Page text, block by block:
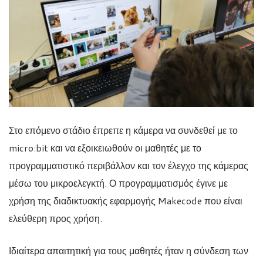
Στο επόμενο στάδιο έπρεπε η κάμερα να συνδεθεί με το
micro:bit και να εξοικειωθούν οι μαθητές με το
προγραμματιστικό περιβάλλον και τον έλεγχο της κάμερας
μέσω του μικροελεγκτή. Ο προγραμματισμός έγινε με
χρήση της διαδικτυακής εφαρμογής Makecode που είναι
ελεύθερη προς χρήση.
Ιδιαίτερα απαιτητική για τους μαθητές ήταν η σύνδεση των